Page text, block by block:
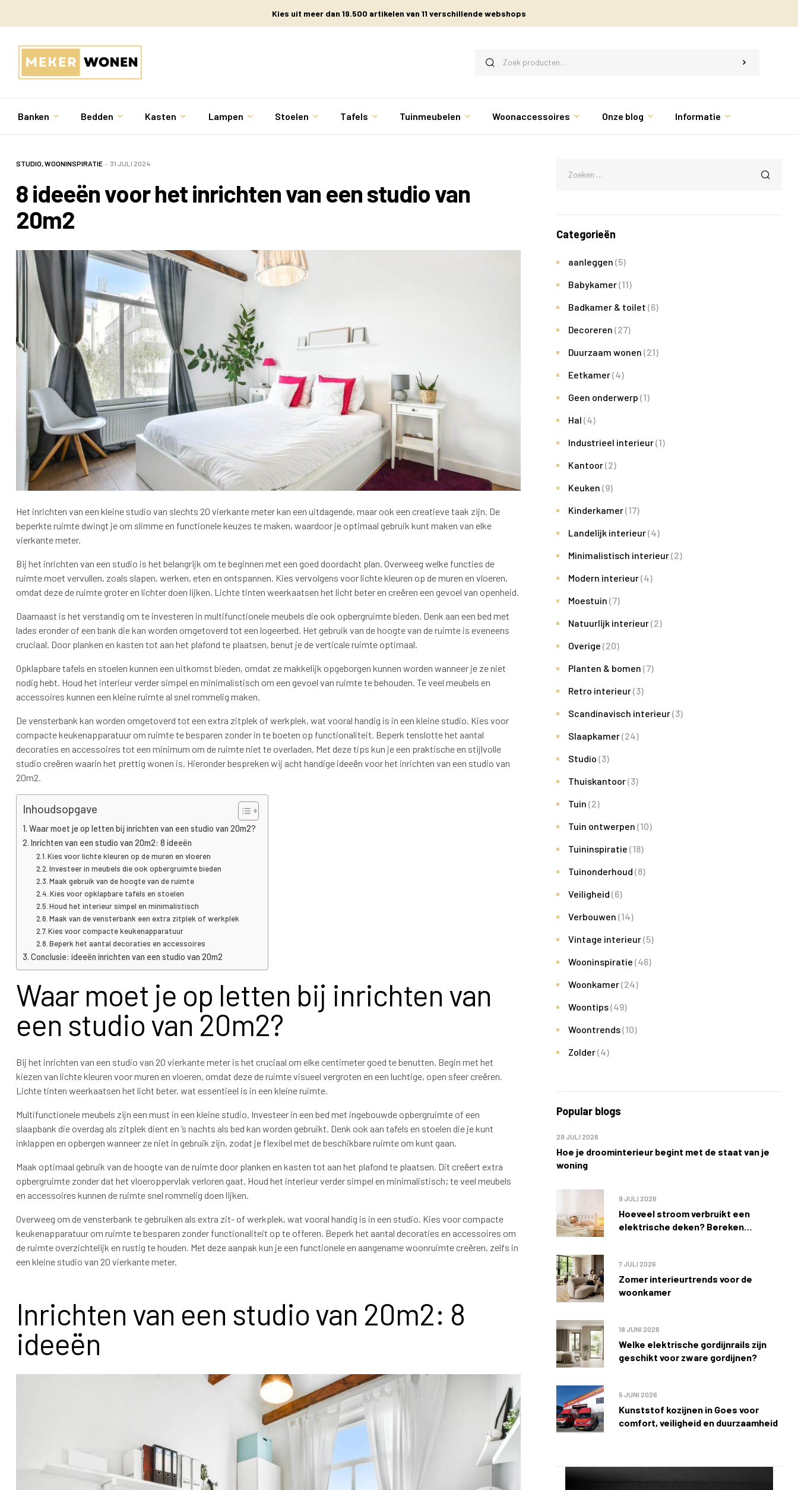
Kies uit meer dan 19.500 artikelen van 11 verschillende webshops
Banken Bedden Kasten Lampen Stoelen Tafels Tuinmeubelen Woonaccessoires Onze blog Informatie
STUDIO,WOONINSPIRATIE 31 JULI 2024
8 ideeën voor het inrichten van een studio van
20m2
Het inrichten van een kleine studio van slechts 20 vierkante meter kan een uitdagende, maar ook een creatieve taak zijn. De
beperkte ruimte dwingt je om slimme en functionele keuzes te maken, waardoor je optimaal gebruik kunt maken van elke
vierkante meter.
Bij het inrichten van een studio is het belangrijk om te beginnen met een goed doordacht plan. Overweeg welke functies de
ruimte moet vervullen, zoals slapen, werken, eten en ontspannen. Kies vervolgens voor lichte kleuren op de muren en vloeren,
omdat deze de ruimte groter en lichter doen lijken. Lichte tinten weerkaatsen het licht beter en creëren een gevoel van openheid.
Daarnaast is het verstandig om te investeren in multifunctionele meubels die ook opbergruimte bieden. Denk aan een bed met
lades eronder of een bank die kan worden omgetoverd tot een logeerbed. Het gebruik van de hoogte van de ruimte is eveneens
cruciaal. Door planken en kasten tot aan het plafond te plaatsen, benut je de verticale ruimte optimaal.
Opklapbare tafels en stoelen kunnen een uitkomst bieden, omdat ze makkelijk opgeborgen kunnen worden wanneer je ze niet
nodig hebt. Houd het interieur verder simpel en minimalistisch om een gevoel van ruimte te behouden. Te veel meubels en
accessoires kunnen een kleine ruimte al snel rommelig maken.
De vensterbank kan worden omgetoverd tot een extra zitplek of werkplek, wat vooral handig is in een kleine studio. Kies voor
compacte keukenapparatuur om ruimte te besparen zonder in te boeten op functionaliteit. Beperk tenslotte het aantal
decoraties en accessoires tot een minimum om de ruimte niet te overladen. Met deze tips kun je een praktische en stijlvolle
studio creëren waarin het prettig wonen is. Hieronder bespreken wij acht handige ideeën voor het inrichten van een studio van
20m2.
Inhoudsopgave
Waar moet je op letten bij inrichten van een studio van 20m2?
Inrichten van een studio van 20m2: 8 ideeën
Kies voor lichte kleuren op de muren en vloeren
Investeer in meubels die ook opbergruimte bieden
Maak gebruik van de hoogte van de ruimte
Kies voor opklapbare tafels en stoelen
Houd het interieur simpel en minimalistisch
Maak van de vensterbank een extra zitplek of werkplek
Kies voor compacte keukenapparatuur
Beperk het aantal decoraties en accessoires
Conclusie: ideeën inrichten van een studio van 20m2
Waar moet je op letten bij inrichten van
een studio van 20m2?
Bij het inrichten van een studio van 20 vierkante meter is het cruciaal om elke centimeter goed te benutten. Begin met het
kiezen van lichte kleuren voor muren en vloeren, omdat deze de ruimte visueel vergroten en een luchtige, open sfeer creëren.
Lichte tinten weerkaatsen het licht beter, wat essentieel is in een kleine ruimte.
Multifunctionele meubels zijn een must in een kleine studio. Investeer in een bed met ingebouwde opbergruimte of een
slaapbank die overdag als zitplek dient en ’s nachts als bed kan worden gebruikt. Denk ook aan tafels en stoelen die je kunt
inklappen en opbergen wanneer ze niet in gebruik zijn, zodat je flexibel met de beschikbare ruimte om kunt gaan.
Maak optimaal gebruik van de hoogte van de ruimte door planken en kasten tot aan het plafond te plaatsen. Dit creëert extra
opbergruimte zonder dat het vloeroppervlak verloren gaat. Houd het interieur verder simpel en minimalistisch; te veel meubels
en accessoires kunnen de ruimte snel rommelig doen lijken.
Overweeg om de vensterbank te gebruiken als extra zit- of werkplek, wat vooral handig is in een studio. Kies voor compacte
keukenapparatuur om ruimte te besparen zonder functionaliteit op te offeren. Beperk het aantal decoraties en accessoires om
de ruimte overzichtelijk en rustig te houden. Met deze aanpak kun je een functionele en aangename woonruimte creëren, zelfs in
een kleine studio van 20 vierkante meter.
Inrichten van een studio van 20m2: 8
ideeën
Categorieën
aanleggen (5)
Babykamer(11)
Badkamer & toilet (6)
Decoreren (27)
Duurzaam wonen (21)
Eetkamer(4)
Geen onderwerp (1)
Hal (4)
Industrieel interieur(1)
Kantoor(2)
Keuken (9)
Kinderkamer(17)
Landelijk interieur(4)
Minimalistisch interieur(2)
Modern interieur(4)
Moestuin (7)
Natuurlijk interieur(2)
Overige (20)
Planten & bomen (7)
Retro interieur(3)
Scandinavisch interieur(3)
Slaapkamer(24)
Studio (3)
Thuiskantoor(3)
Tuin (2)
Tuin ontwerpen (10)
Tuininspiratie (18)
Tuinonderhoud (8)
Veiligheid (6)
Verbouwen (14)
Vintage interieur(5)
Wooninspiratie (46)
Woonkamer(24)
Woontips(49)
Woontrends(10)
Zolder(4)
Popular blogs
Hoe je droominterieur begint met de staat van je
woning
29 JULI 2026
Hoeveel stroom verbruikt een
elektrische deken? Bereken
9 JULI 2026
Zomer interieurtrends voor de
woonkamer
7 JULI 2026
Welke elektrische gordijnrails zijn
geschikt voor zware gordijnen?
18 JUNI 2026
Kunststof kozijnen in Goes voor
comfort, veiligheid en duurzaamheid
5 JUNI 2026